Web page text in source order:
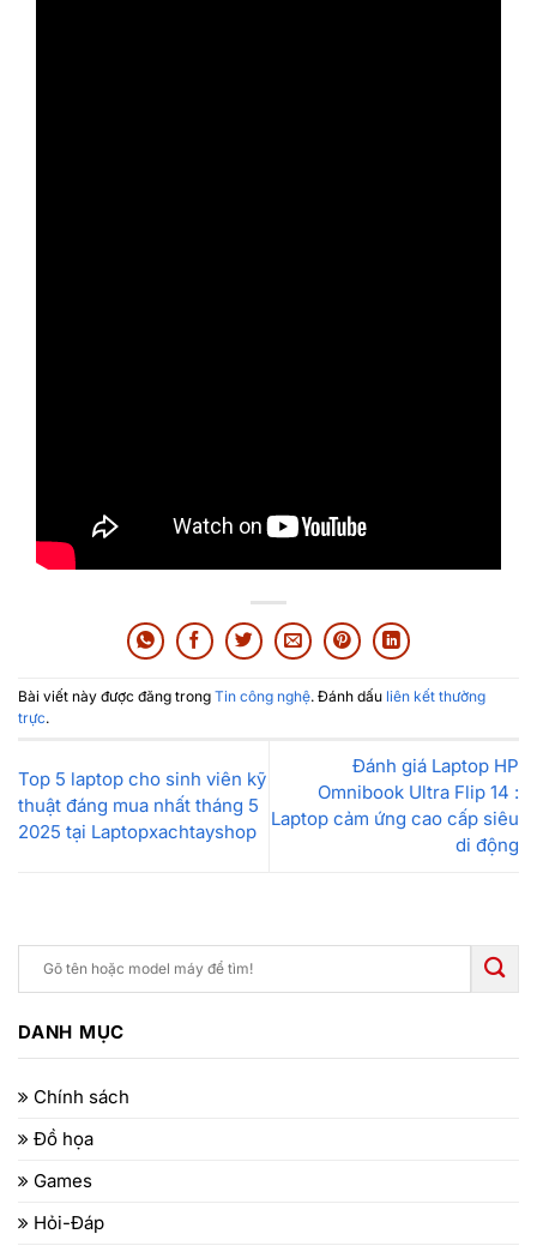
Bài viết này được đăng trong Tin công nghệ. Đánh dấu liên kết thường
trực.
Top 5 laptop cho sinh viên kỹ
thuật đáng mua nhất tháng 5
2025 tại Laptopxachtayshop
Đánh giá Laptop HP
Omnibook Ultra Flip 14 :
Laptop cảm ứng cao cấp siêu
di động
DANH MỤC
Chính sách
Đồ họa
Games
Hỏi-Đáp